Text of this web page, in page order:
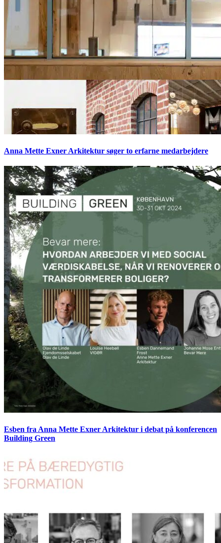
Anna Mette Exner Arkitektur søger to erfarne medarbejdere
Esben fra Anna Mette Exner Arkitektur i debat på konferencen
Building Green